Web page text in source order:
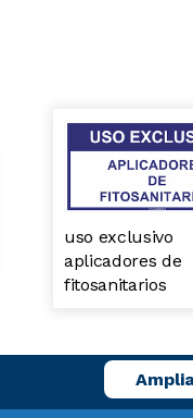
uso exclusivo
aplicadores de
fitosanitarios